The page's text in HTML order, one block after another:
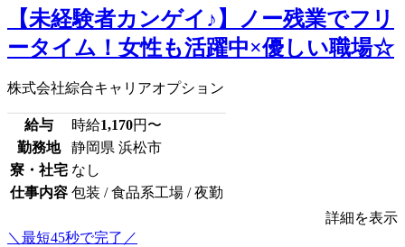
【未経験者カンゲイ♪】ノー残業でフリ
ータイム！女性も活躍中×優しい職場☆
株式会社綜合キャリアオプション
給与 時給1,170円〜
勤務地
静岡県 浜松市
寮・社宅 なし
仕事内容 包装 / 食品系工場 / 夜勤
詳細を表示
＼最短45秒で完了／